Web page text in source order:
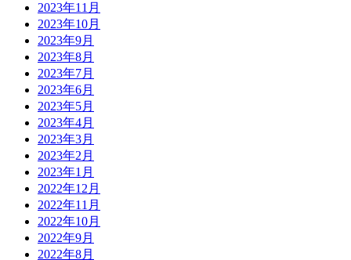
2023年11月
2023年10月
2023年9月
2023年8月
2023年7月
2023年6月
2023年5月
2023年4月
2023年3月
2023年2月
2023年1月
2022年12月
2022年11月
2022年10月
2022年9月
2022年8月